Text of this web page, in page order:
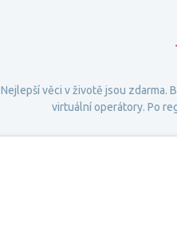
Nejlepší věci v životě jsou zdarma.
virtuální operátory. Po